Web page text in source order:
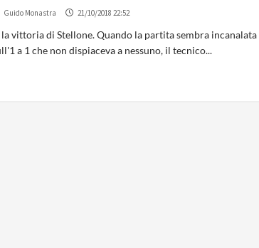
Guido Monastra 21/10/2018 22:52
la vittoria di Stellone. Quando la partita sembra incanalata
a 1 che non dispiaceva a nessuno, il tecnico...